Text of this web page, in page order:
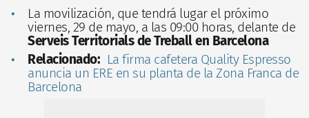
La movilización, que tendrá lugar el próximo
viernes, 29 de mayo, a las 09:00 horas, delante de
Serveis Territorials de Treball en Barcelona
Relacionado: La firma cafetera Quality Espresso
anuncia un ERE en su planta de la Zona Franca de
Barcelona